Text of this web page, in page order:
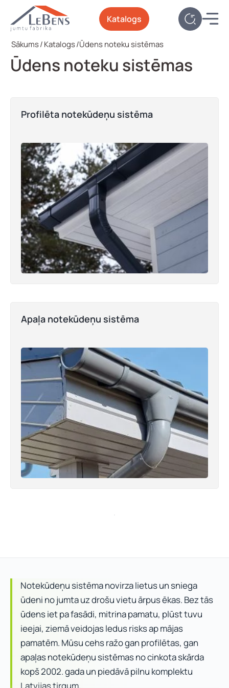
Katalogs
Sākums/Katalogs/Ūdens noteku sistēmas
Ūdens noteku sistēmas
Profilēta notekūdeņu sistēma
Apaļa notekūdeņu sistēma
Notekūdeņu sistēma novirza lietus un sniega
ūdeni no jumta uz drošu vietu ārpus ēkas. Bez tās
ūdens iet pa fasādi, mitrina pamatu, plūst tuvu
ieejai, ziemā veidojas ledus risks ap mājas
pamatēm. Mūsu cehs ražo gan profilētas, gan
apaļas notekūdeņu sistēmas no cinkota skārda
kopš 2002. gada un piedāvā pilnu komplektu